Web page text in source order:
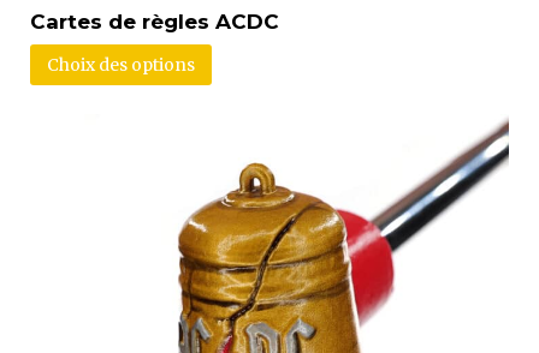
Cartes de règles ACDC
Choix des options